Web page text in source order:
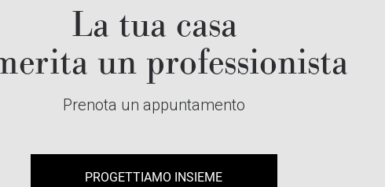
La tua casa
un professionista
Prenota un appuntamento
PROGETTIAMO INSIEME